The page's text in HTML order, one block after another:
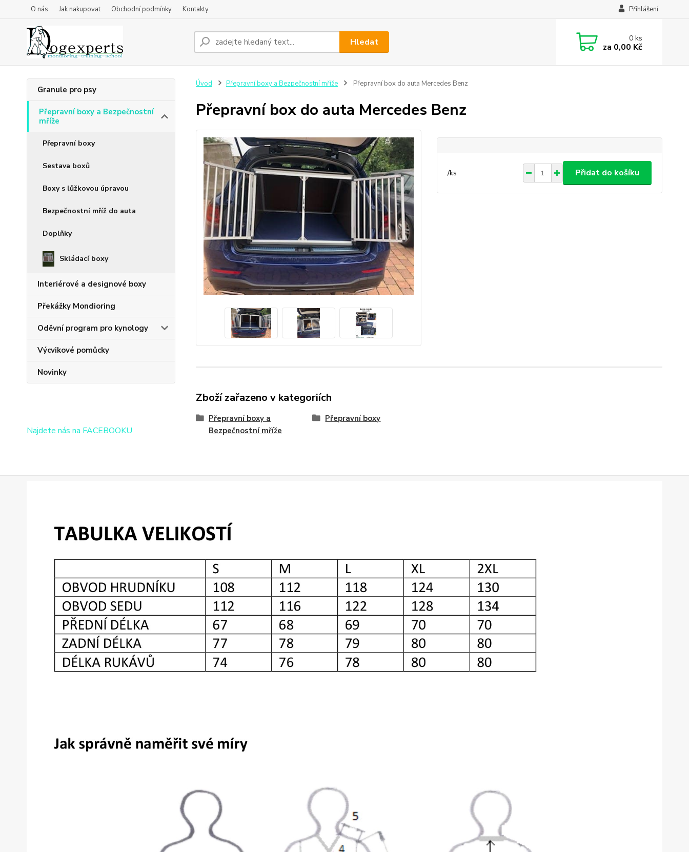
O nás Jak nakupovat Obchodní podmínky Kontakty Přihlášení
Hledat 0ks
za 0,00 Kč
Granule pro psy
Přepravní boxy a Bezpečnostní
mříže
Přepravní boxy
Sestava boxů
Boxy s lůžkovou úpravou
Bezpečnostní mříž do auta
Doplňky
Skládací boxy
Interiérové a designové boxy
Překážky Mondioring
Oděvní program pro kynology
Výcvikové pomůcky
Novinky
Najdete nás na FACEBOOKU
Úvod Přepravní boxy a Bezpečnostní mříže Přepravní box do auta Mercedes Benz
Přepravní box do auta Mercedes Benz
/ks Přidat do košíku
Zboží zařazeno v kategoriích
Přepravní boxy a
Bezpečnostní mříže
Přepravní boxy